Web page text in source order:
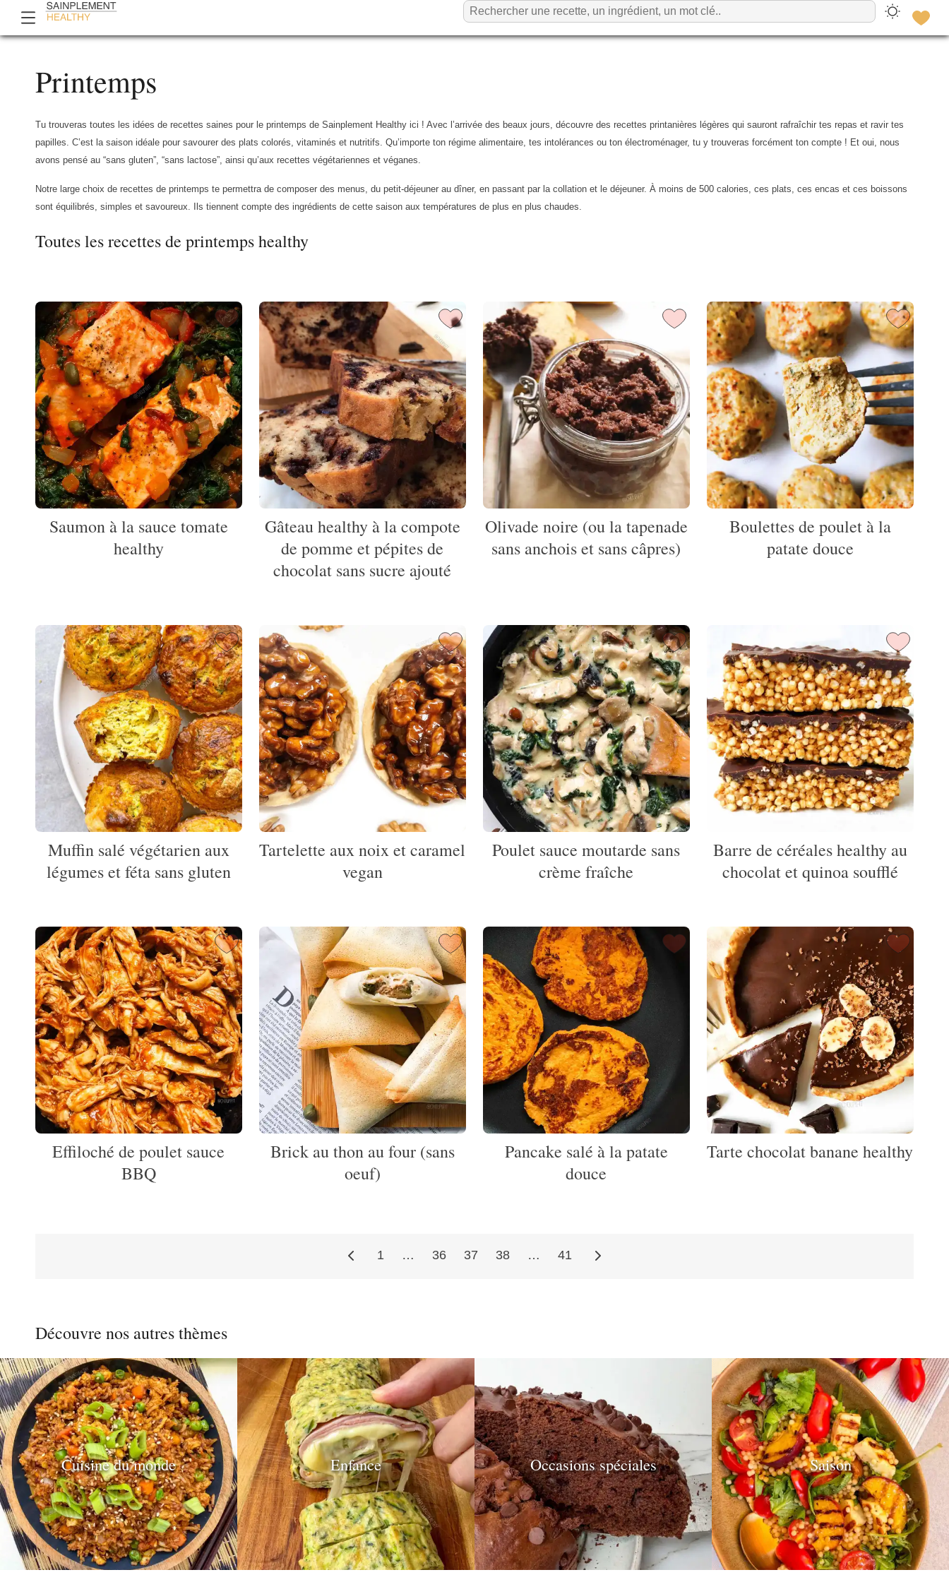
Printemps
Tu trouveras toutes les idées de recettes saines pour le printemps de Sainplement Healthy ici ! Avec l’arrivée des beaux jours, découvre des recettes printanières légères qui sauront rafraîchir tes repas et ravir tes
papilles. C’est la saison idéale pour savourer des plats colorés, vitaminés et nutritifs. Qu’importe ton régime alimentaire, tes intolérances ou ton électroménager, tu y trouveras forcément ton compte ! Et oui, nous
avons pensé au “sans gluten”, “sans lactose”, ainsi qu’aux recettes végétariennes et véganes.
Notre large choix de recettes de printemps te permettra de composer des menus, du petit-déjeuner au dîner, en passant par la collation et le déjeuner. À moins de 500 calories, ces plats, ces encas et ces boissons
sont équilibrés, simples et savoureux. Ils tiennent compte des ingrédients de cette saison aux températures de plus en plus chaudes.
Toutes les recettes de printemps healthy
Saumon à la sauce tomate
healthy
Gâteau healthy à la compote
de pomme et pépites de
chocolat sans sucre ajouté
Olivade noire (ou la tapenade
sans anchois et sans câpres)
Boulettes de poulet à la
patate douce
Muffin salé végétarien aux
légumes et féta sans gluten
Tartelette aux noix et caramel
vegan
Poulet sauce moutarde sans
crème fraîche
Barre de céréales healthy au
chocolat et quinoa soufflé
Effiloché de poulet sauce
BBQ
Brick au thon au four (sans
oeuf)
Pancake salé à la patate
douce
Tarte chocolat banane healthy
des
publications
1 … 36 37 38 … 41
Découvre nos autres thèmes
Cuisine du monde Enfance Occasions spéciales Saison